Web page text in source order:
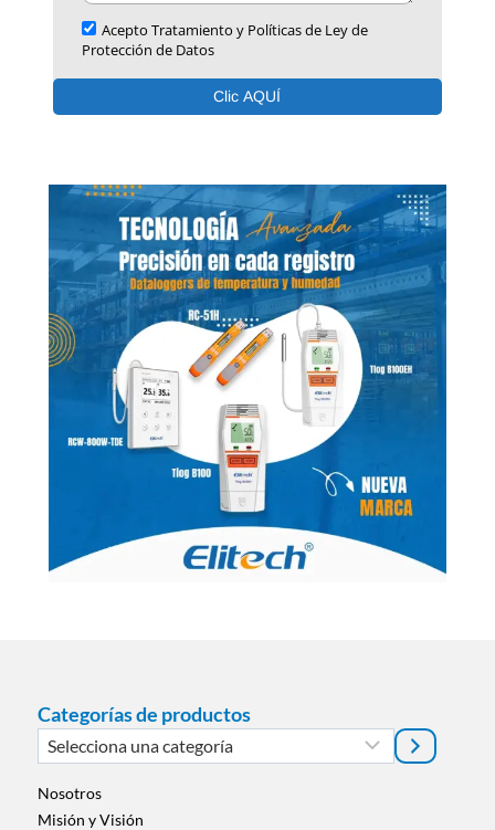
Categorías de productos
Selecciona
una
categoría
Nosotros
Misión y Visión